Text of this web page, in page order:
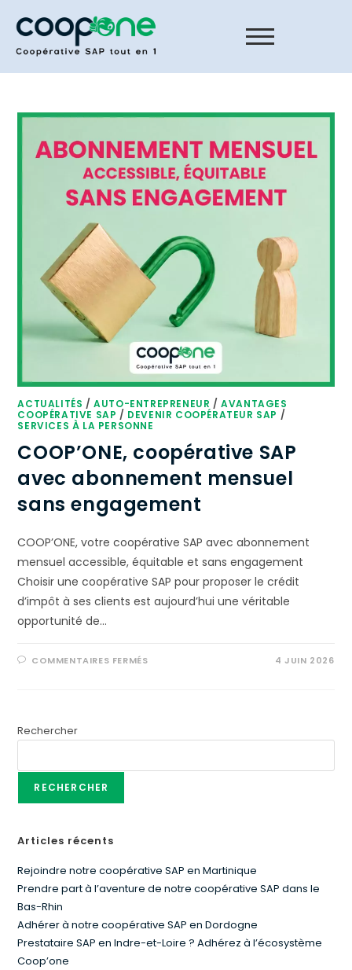
ACTUALITÉS /AUTO-ENTREPRENEUR /AVANTAGES
COOPÉRATIVE SAP / DEVENIR COOPÉRATEUR SAP /
SERVICES À LA PERSONNE
COOP’ONE, coopérative SAP
avec abonnement mensuel
sans engagement
COOP’ONE, votre coopérative SAP avec abonnement
mensuel accessible, équitable et sans engagement
Choisir une coopérative SAP pour proposer le crédit
d’impôt à ses clients est aujourd’hui une véritable
opportunité de…
COMMENTAIRES FERMÉS 4 JUIN 2026
Rechercher
RECHERCHER
Articles récents
Rejoindre notre coopérative SAP en Martinique
Prendre part à l’aventure de notre coopérative SAP dans le
Bas-Rhin
Adhérer à notre coopérative SAP en Dordogne
Prestataire SAP en Indre-et-Loire ? Adhérez à l’écosystème
Coop’one